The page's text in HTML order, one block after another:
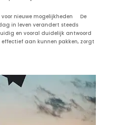
voor nieuwe mogelijkheden De
in leven verandert steeds
en vooral duidelijk antwoord
effectief aan kunnen pakken, zorgt